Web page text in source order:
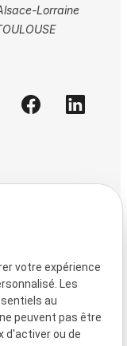
Lorraine
votre expérience
Les
au
peuvent pas être
d'activer ou de